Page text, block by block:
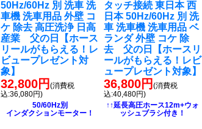
50Hz/60Hz 別 洗車 洗
車機 洗車用品 外壁 コ
ケ 除去 高圧洗浄 日高
産業 父の日【ホース
リールがもらえる！レ
ビュープレゼント対
象】
32,800円(消費税
込:36,080円)
50/60Hz別
インダクションモーター！
タッチ接続 東日本 西
日本 50Hz/60Hz 別 洗
車 洗車機 洗車用品 ベ
ランダ 外壁 コケ 除
去 父の日【ホースリ
ールがもらえる！レビ
ュープレゼント対象】
36,800円 (消費税
込:40,480円)
↑↑延長高圧ホース12m+ウォ
ッシュブラシ付き！